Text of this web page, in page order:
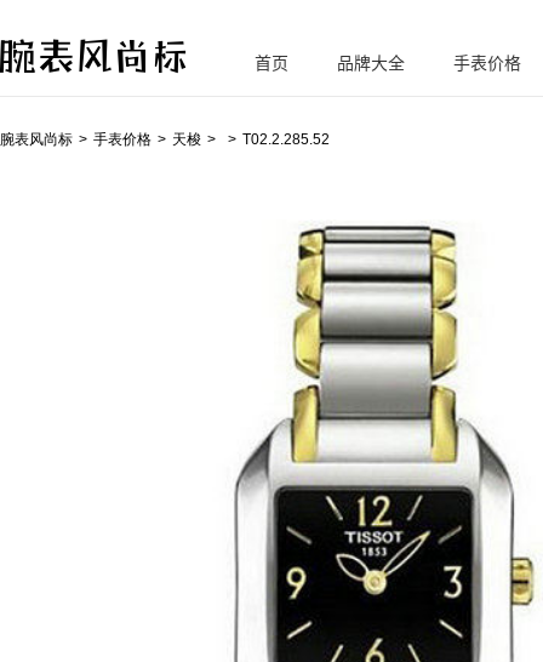
腕
首页 品牌大全 手表价格
腕表风尚标 手表价格 天梭 T02.2.285.52